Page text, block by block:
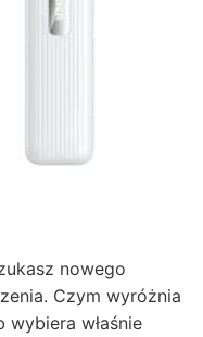
nowego
Czym wyróżnia
właśnie